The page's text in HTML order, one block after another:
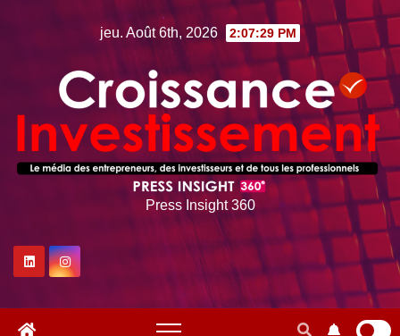
jeu. Août 6th, 2026 2:07:30 PM
Press Insight 360